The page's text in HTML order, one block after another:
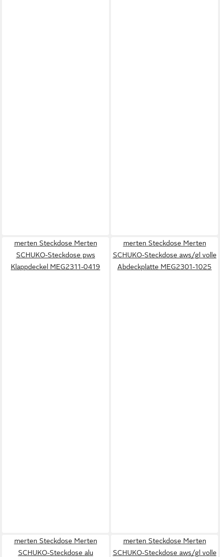
merten Steckdose Merten
SCHUKO-Steckdose pws
Klappdeckel MEG2311-0419
merten Steckdose Merten
SCHUKO-Steckdose aws/gl volle
Abdeckplatte MEG2301-1025
merten Steckdose Merten
SCHUKO-Steckdose alu
merten Steckdose Merten
SCHUKO-Steckdose aws/gl volle